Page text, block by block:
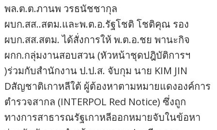
พล.ต.ต.ภานพ วรธนัชชากุล
ผบก.สส..สตม.และพ.ต.อ.รัฐโชติ โชติคุณ รอง
ผบก.สส.สตม. ได้สั่งการให้ พ.ต.อ.ชย พานะกิจ
ผกก.กลุ่มงานสอบสวน (หัวหน้าชุดปฎิบัติการฯ
)ร่วมกับสำนักงาน ป.ป.ส. จับกุม นาย KIM JIN
Dสัญชาติเกาหลีใต้ ผู้ต้องหาตามหมายแดงองค์การ
ตำรวจสากล (INTERPOL Red Notice) ซึ่งถูก
ทางการสาธารณรัฐเกาหลีออกหมายจับในข้อหา